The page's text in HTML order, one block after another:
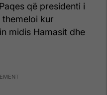
që presidenti i
themeloi kur
midis Hamasit dhe